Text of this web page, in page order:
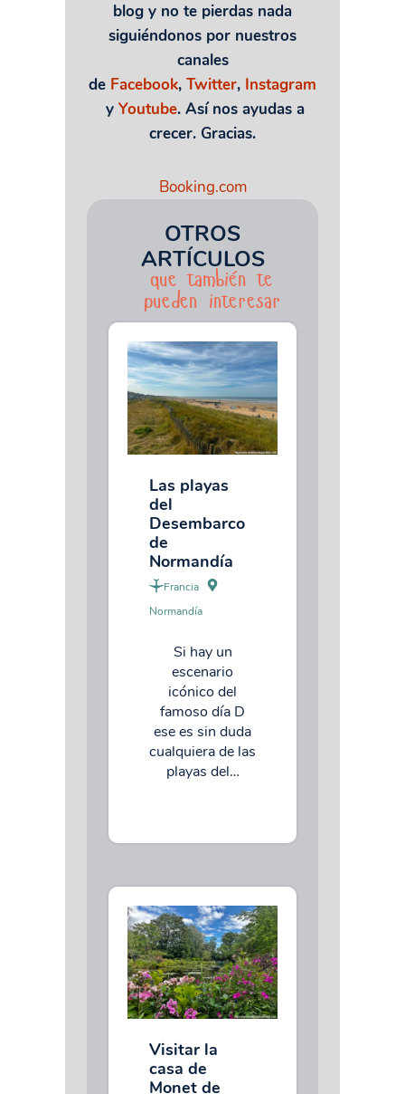
blog y no te pierdas nada
siguiéndonos por nuestros
canales
de Facebook, Twitter, Instagram
y Youtube. Así nos ayudas a
crecer. Gracias.
Booking.com
OTROS
ARTÍCULOS
que también te
pueden interesar
Las playas
del
Desembarco
de
Normandía
Francia
Normandía
Si hay un
escenario
icónico del
famoso día D
ese es sin duda
cualquiera de las
playas del…
Visitar la
casa de
Monet de